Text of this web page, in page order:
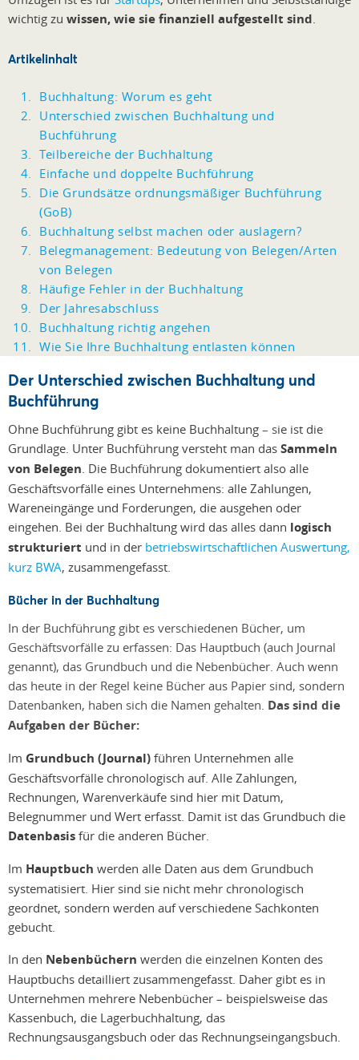
wichtig zu wissen, wie sie finanziell aufgestellt sind
Artikelinhalt
Buchhaltung: Worum es geht
Unterschied zwischen Buchhaltung und
Buchführung
Teilbereiche der Buchhaltung
Einfache und doppelte Buchführung
Die Grundsätze ordnungsmäßiger Buchführung
(GoB)
Buchhaltung selbst machen oder auslagern?
Belegmanagement: Bedeutung von Belegen/Arten
von Belegen
Häufige Fehler in der Buchhaltung
Der Jahresabschluss
Buchhaltung richtig angehen
Wie Sie Ihre Buchhaltung entlasten können
Der Unterschied zwischen Buchhaltung und
Buchführung
Ohne Buchführung gibt es keine Buchhaltung – sie ist die
Grundlage. Unter Buchführung versteht man das Sammeln
von Belegen . Die Buchführung dokumentiert also alle
Geschäftsvorfälle eines Unternehmens: alle Zahlungen,
Wareneingänge und Forderungen, die ausgehen oder
eingehen. Bei der Buchhaltung wird das alles dann logisch
strukturiert und in der betriebswirtschaftlichen Auswertung,
kurz BWA, zusammengefasst.
Bücher in der Buchhaltung
In der Buchführung gibt es verschiedenen Bücher, um
Geschäftsvorfälle zu erfassen: Das Hauptbuch (auch Journal
genannt), das Grundbuch und die Nebenbücher. Auch wenn
das heute in der Regel keine Bücher aus Papier sind, sondern
Datenbanken, haben sich die Namen gehalten. Das sind die
Aufgaben der Bücher:
Im Grundbuch (Journal) führen Unternehmen alle
Geschäftsvorfälle chronologisch auf. Alle Zahlungen,
Rechnungen, Warenverkäufe sind hier mit Datum,
Belegnummer und Wert erfasst. Damit ist das Grundbuch die
Datenbasis für die anderen Bücher.
Im Hauptbuch werden alle Daten aus dem Grundbuch
systematisiert. Hier sind sie nicht mehr chronologisch
geordnet, sondern werden auf verschiedene Sachkonten
gebucht.
In den Nebenbüchern werden die einzelnen Konten des
Hauptbuchs detailliert zusammengefasst. Daher gibt es in
Unternehmen mehrere Nebenbücher – beispielsweise das
Kassenbuch, die Lagerbuchhaltung, das
Rechnungsausgangsbuch oder das Rechnungseingangsbuch.